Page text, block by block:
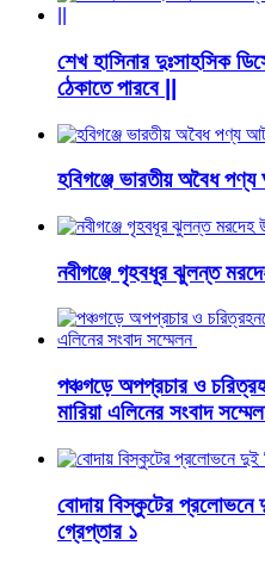
শেখ হাসিনার দুঃসাহসিক
ঠেকাতে পারবে ||
হবিগঞ্জে ভারতীয় অবৈধ
নবীগঞ্জে গৃহবধূর ঝুলন্ত
পঞ্চগড়ে অপপ্রচার ও
মারিয়া এলিনের সংবাদ
বোদায় বিস্কুটের প্রলোভনে
গ্রেপ্তার ১